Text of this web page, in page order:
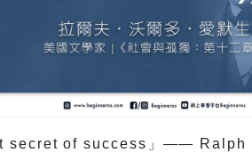
secret of success」—— Ralph